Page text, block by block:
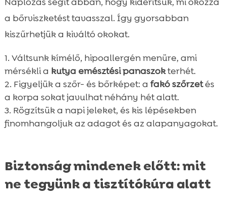
a bőrviszketést tavasszal. Így gyorsabban
kiszűrhetjük a kiváltó okokat.
Váltsunk kímélő, hipoallergén menüre, ami
mérsékli a kutya emésztési panaszokterhét.
Figyeljük a szőr- és bőrképet: a fakó szőrzetés
a korpa sokat javulhat néhány hét alatt.
Rögzítsük a napi jeleket, és kis lépésekben
finomhangoljuk az adagot és az alapanyagokat.
Biztonság mindenek előtt: mit
ne tegyünk a tisztítókúra alatt